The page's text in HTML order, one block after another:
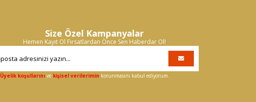
Size Özel Kampanyalar
Hemen Kayıt Ol Fırsatlardan Önce Sen Haberdar Ol!
Üyelik koşullarınıve kişisel verilerimin korunmasını kabul ediyorum.